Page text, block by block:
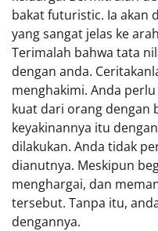
bakat futuristic. Ia akan
yang sangat jelas ke
Terimalah bahwa tata
dengan anda.
menghakimi. Anda
kuat dari orang dengan
keyakinannya itu
dilakukan. Anda tidak
dianutnya. Meskipun
menghargai, dan
tersebut. Tanpa itu,
dengannya.